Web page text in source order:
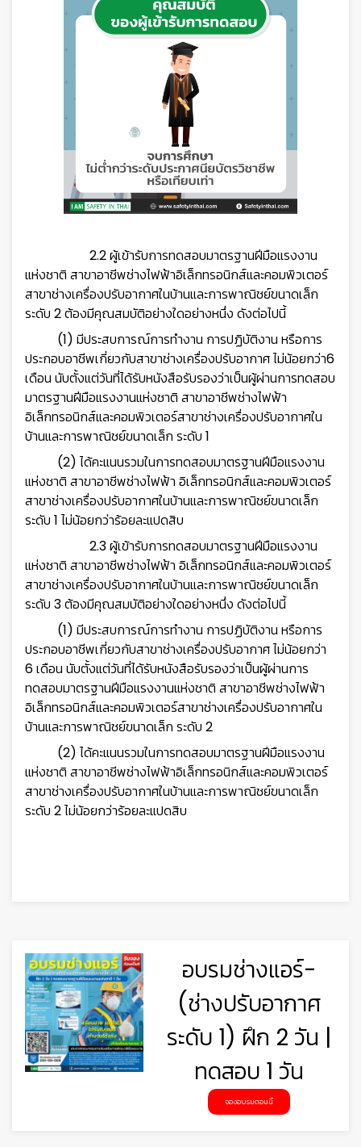
👷
2.2 ผู้เข้ารับการทดสอบมาตรฐานฝีมือแรงงาน
แห่งชาติ สาขาอาชีพช่างไฟฟ้าอิเล็กทรอนิกส์และคอมพิวเตอร์
สาขาช่างเครื่องปรับอากาศในบ้านและการพาณิชย์ขนาดเล็ก
ระดับ 2 ต้องมีคุณสมบัติอย่างใดอย่างหนึ่ง ดังต่อไปนี้
(1) มีประสบการณ์การทำงาน การปฏิบัติงาน หรือการ
ประกอบอาชีพเกี่ยวกับสาขาช่างเครื่องปรับอากาศ ไม่น้อยกว่า6
เดือน นับตั้งแต่วันที่ได้รับหนังสือรับรองว่าเป็นผู้ผ่านการทดสอบ
มาตรฐานฝีมือแรงงานแห่งชาติ สาขาอาชีพช่างไฟฟ้า
อิเล็กทรอนิกส์และคอมพิวเตอร์สาขาช่างเครื่องปรับอากาศใน
บ้านและการพาณิชย์ขนาดเล็ก ระดับ 1
(2) ได้คะแนนรวมในการทดสอบมาตรฐานฝีมือแรงงาน
แห่งชาติ สาขาอาชีพช่างไฟฟ้า อิเล็กทรอนิกส์และคอมพิวเตอร์
สาขาช่างเครื่องปรับอากาศในบ้านและการพาณิชย์ขนาดเล็ก
ระดับ 1 ไม่น้อยกว่าร้อยละแปดสิบ
2.3 ผู้เข้ารับการทดสอบมาตรฐานฝีมือแรงงาน
แห่งชาติ สาขาอาชีพช่างไฟฟ้า อิเล็กทรอนิกส์และคอมพิวเตอร์
สาขาช่างเครื่องปรับอากาศในบ้านและการพาณิชย์ขนาดเล็ก
ระดับ 3 ต้องมีคุณสมบัติอย่างใดอย่างหนึ่ง ดังต่อไปนี้
(1) มีประสบการณ์การทำงาน การปฏิบัติงาน หรือการ
ประกอบอาชีพเกี่ยวกับสาขาช่างเครื่องปรับอากาศ ไม่น้อยกว่า
6 เดือน นับตั้งแต่วันที่ได้รับหนังสือรับรองว่าเป็นผู้ผ่านการ
ทดสอบมาตรฐานฝีมือแรงงานแห่งชาติ สาขาอาชีพช่างไฟฟ้า
อิเล็กทรอนิกส์และคอมพิวเตอร์สาขาช่างเครื่องปรับอากาศใน
บ้านและการพาณิชย์ขนาดเล็ก ระดับ 2
(2) ได้คะแนนรวมในการทดสอบมาตรฐานฝีมือแรงงาน
แห่งชาติ สาขาอาชีพช่างไฟฟ้าอิเล็กทรอนิกส์และคอมพิวเตอร์
สาขาช่างเครื่องปรับอากาศในบ้านและการพาณิชย์ขนาดเล็ก
ระดับ 2 ไม่น้อยกว่าร้อยละแปดสิบ
อบรมช่างแอร์-
(ช่างปรับอากาศ
ระดับ 1) ฝึก 2 วัน |
ทดสอบ 1 วัน
จองอบรมตอนนี้